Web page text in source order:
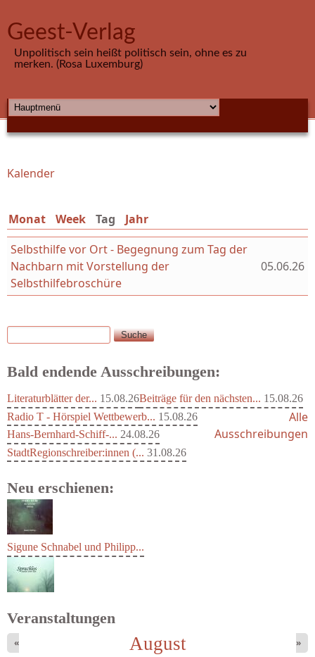
Geest-Verlag
Unpolitisch sein heißt politisch sein, ohne es zu
merken. (Rosa Luxemburg)
HAUPTMENÜ
Sie sind hier
Kalender
Monat Week Tag (aktiver Reiter)
Jahr
Selbsthilfe vor Ort - Begegnung zum Tag der
Nachbarn mit Vorstellung der
Selbsthilfebroschüre
05.06.26
Suchformular
Suche
Bald endende Ausschreibungen:
Literaturblätter der... 15.08.26Beiträge für den nächsten... 15.08.26
Radio T - Hörspiel Wettbewerb... 15.08.26
Hans-Bernhard-Schiff-... 24.08.26
StadtRegionschreiber:innen (... 31.08.26
Alle
Ausschreibungen
Neu erschienen:
Sigune Schnabel und Philipp...
Veranstaltungen
August
« »